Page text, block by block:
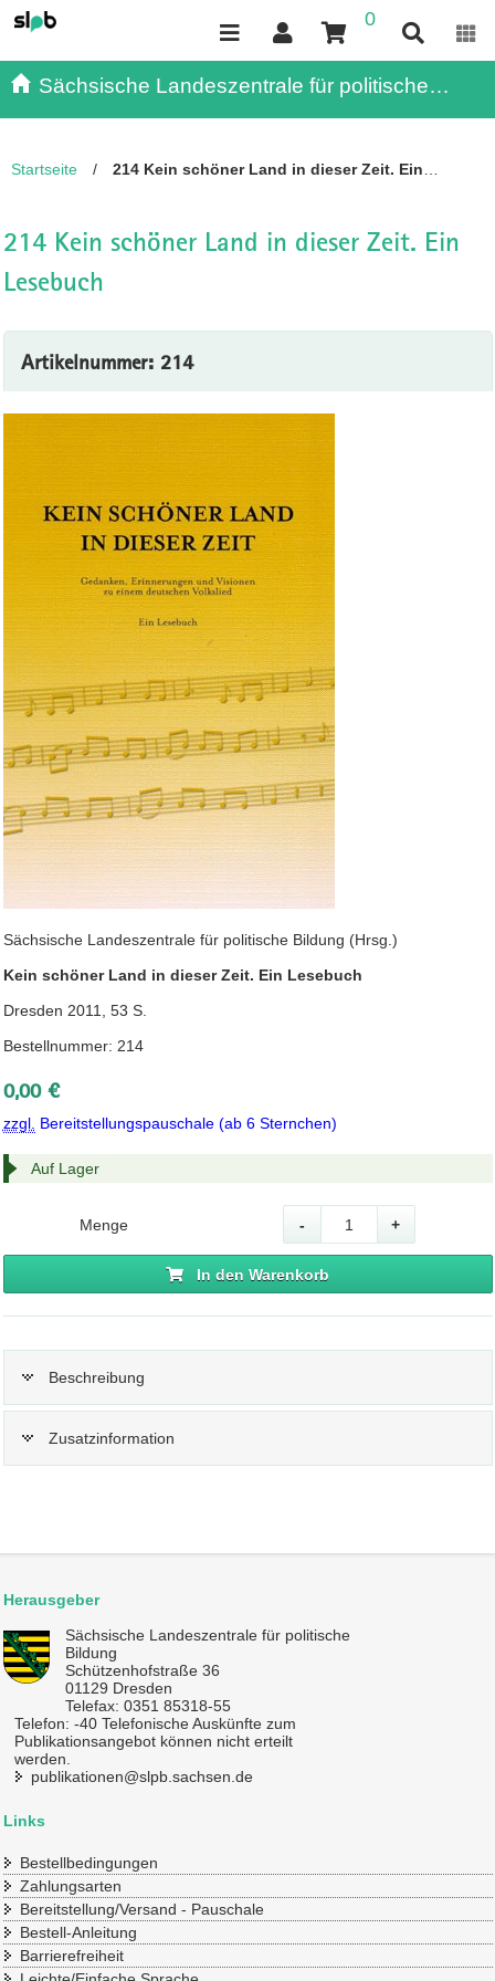
0
Sächsische Landeszentrale für politische
Startseite /
214 Kein schöner Land in dieser Zeit. Ein
214 Kein schöner Land in dieser Zeit. Ein
Lesebuch
Artikelnummer: 214
Sächsische Landeszentrale für politische Bildung (Hrsg.)
Kein schöner Land in dieser Zeit. Ein Lesebuch
Dresden 2011, 53 S.
Bestellnummer: 214
0,00 €
zzgl. Bereitstellungspauschale (ab 6 Sternchen)
Auf Lager
Menge - +
In den Warenkorb
Beschreibung
Zusatzinformation
Herausgeber
Sächsische Landeszentrale für politische
Bildung
Schützenhofstraße 36
01129 Dresden
Telefax: 0351 85318-55
Telefon: -40 Telefonische Auskünfte zum
Publikationsangebot können nicht erteilt
werden.
publikationen@slpb.sachsen.de
Links
Bestellbedingungen
Zahlungsarten
Bereitstellung/Versand - Pauschale
Bestell-Anleitung
Barrierefreiheit